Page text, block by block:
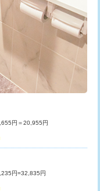
円＝20,955円
円=32,835円